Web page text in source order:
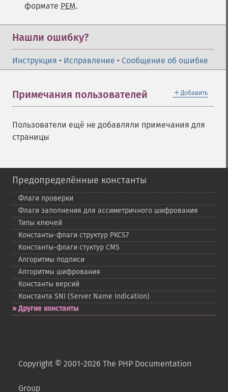
формате PEM.
Нашли ошибку?
Инструкция • Исправление • Сообщение об ошибке
＋ Добавить
Примечания пользователей
Пользователи ещё не добавляли примечания для
страницы
Предопределённые константы
Флаги проверки
Флаги заполнения для ассиметричного шифрования
Типы ключей
Константы-​флаги структур PKCS7
Константы-​флаги стуктур CMS
Алгоритмы подписи
Алгоритмы шифрования
Константы версий
Константа SNI (Server Name Indication)
Другие константы
Copyright © 2001-2026 The PHP Documentation
Group